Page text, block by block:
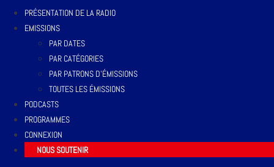
PRÉSENTATION DE LA RADIO
EMISSIONS
PAR DATES
PAR CATÉGORIES
PAR PATRONS D’ÉMISSIONS
TOUTES LES ÉMISSIONS
PODCASTS
PROGRAMMES
CONNEXION
NOUS SOUTENIR